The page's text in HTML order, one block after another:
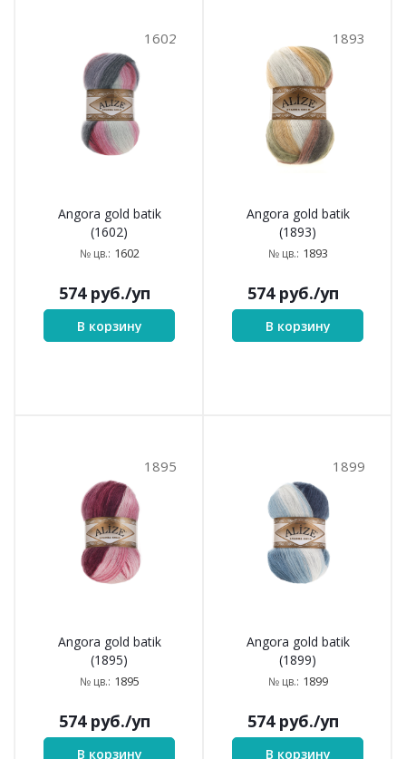
1602
Angora gold batik
(1602)
№ цв.: 1602
574руб./уп
В корзину
1893
Angora gold batik
(1893)
№ цв.: 1893
574руб./уп
В корзину
1895
Angora gold batik
(1895)
№ цв.: 1895
574руб./уп
В корзину
1899
Angora gold batik
(1899)
№ цв.: 1899
574руб./уп
В корзину